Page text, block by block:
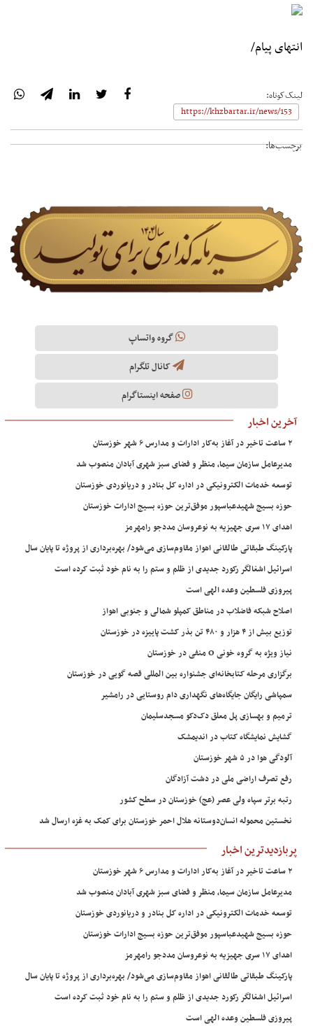
انتهای پیام/
لینک‌کوتاه:
برچسب‌ها:
گروه واتساپ
کانال تلگرام
صفحه اینستاگرام
آخرین اخبار
۲ ساعت تاخیر در آغاز به‌کار ادارات و مدارس ۶ شهر خوزستان
مدیرعامل سازمان سیما، منظر و فضای سبز شهری آبادان منصوب شد
توسعه خدمات الکترونیکی در اداره کل بنادر و دریانوردی خوزستان
حوزه بسیج شهیدعباسپور موفق‌ترین حوزه بسیج ادارات خوزستان
اهدای ۱۷ سری جهیزیه به نوعروسان مددجو رامهرمز
پارکینگ طبقاتی طالقانی اهواز مقاوم‌سازی می‌شود/ بهره‌برداری از پروژه تا پایان سال
اسرائیل اشغالگر رکورد جدیدی از ظلم و ستم را به نام خود ثبت کرده است
پیروزی فلسطین وعده الهی است
اصلاح شبکه فاضلاب در مناطق کمپلو شمالی و جنوبی اهواز
توزیع بیش از ۴ هزار و ۴۸۰ تن بذر کشت پاییزه در خوزستان
نیاز ویژه به گروه خونی O منفی در خوزستان
برگزاری مرحله کتابخانه‌ای جشنواره بین المللی قصه گویی در خوزستان
سمپاشی رایگان جایگاه‌های نگهداری دام روستایی در رامشیر
ترمیم و بهسازی پل معلق دک‌دکو مسجدسلیمان
گشایش نمایشگاه کتاب در اندیمشک
آلودگی هوا در ۵ شهر خوزستان
رفع تصرف اراضی ملی در دشت آزادگان
رتبه برتر سپاه ولی عصر (عج) خوزستان در سطح کشور
نخستین محموله انسان‌دوستانه هلال احمر خوزستان برای کمک به غزه ارسال شد
پربازدیدترین اخبار
۲ ساعت تاخیر در آغاز به‌کار ادارات و مدارس ۶ شهر خوزستان
مدیرعامل سازمان سیما، منظر و فضای سبز شهری آبادان منصوب شد
توسعه خدمات الکترونیکی در اداره کل بنادر و دریانوردی خوزستان
حوزه بسیج شهیدعباسپور موفق‌ترین حوزه بسیج ادارات خوزستان
اهدای ۱۷ سری جهیزیه به نوعروسان مددجو رامهرمز
پارکینگ طبقاتی طالقانی اهواز مقاوم‌سازی می‌شود/ بهره‌برداری از پروژه تا پایان سال
اسرائیل اشغالگر رکورد جدیدی از ظلم و ستم را به نام خود ثبت کرده است
پیروزی فلسطین وعده الهی است